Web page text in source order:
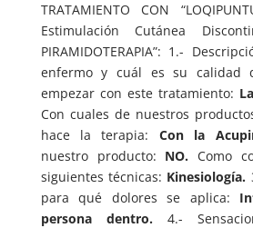
TRATAMIENTO CON
Estimulación Cutánea
PIRAMIDOTERAPIA”: 1.-
enfermo y cuál es su calidad
empezar con este tratamiento:
Con cuales de nuestros
hace la terapia: Con la
nuestro producto: NO. Como
siguientes técnicas: Kinesiología.
para qué dolores se aplica:
persona dentro.4.-